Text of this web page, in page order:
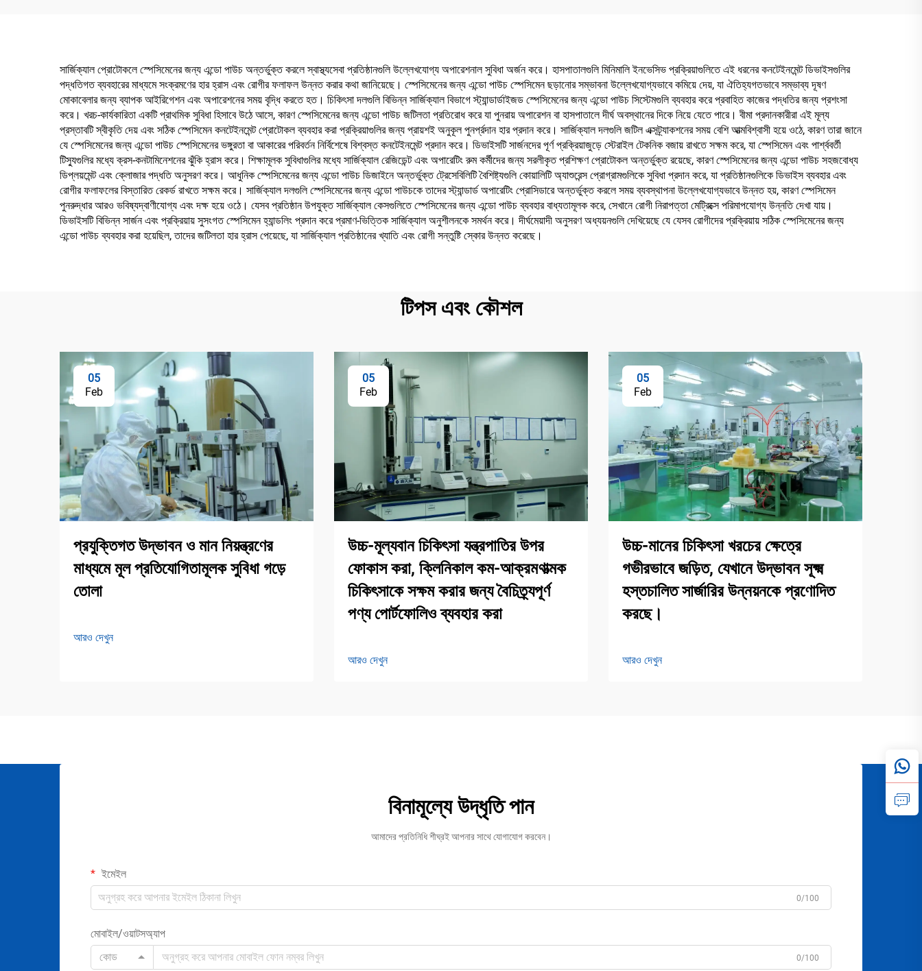
সার্জিক্যাল প্রোটোকলে স্পেসিমেনের জন্য এন্ডো পাউচ অন্তর্ভুক্ত করলে স্বাস্থ্যসেবা প্রতিষ্ঠানগুলি উল্লেখযোগ্য অপারেশনাল সুবিধা অর্জন করে। হাসপাতালগুলি মিনিমালি ইনভেসিভ প্রক্রিয়াগুলিতে এই ধরনের কনটেইনমেন্ট ডিভাইসগুলির
পদ্ধতিগত ব্যবহারের মাধ্যমে সংক্রমণের হার হ্রাস এবং রোগীর ফলাফল উন্নত করার কথা জানিয়েছে। স্পেসিমেনের জন্য এন্ডো পাউচ স্পেসিমেন ছড়ানোর সম্ভাবনা উল্লেখযোগ্যভাবে কমিয়ে দেয়, যা ঐতিহ্যগতভাবে সম্ভাব্য দূষণ
মোকাবেলার জন্য ব্যাপক আইরিগেশন এবং অপারেশনের সময় বৃদ্ধি করতে হত। চিকিৎসা দলগুলি বিভিন্ন সার্জিক্যাল বিভাগে স্ট্যান্ডার্ডাইজড স্পেসিমেনের জন্য এন্ডো পাউচ সিস্টেমগুলি ব্যবহার করে প্রবাহিত কাজের পদ্ধতির জন্য প্রশংসা
করে। খরচ-কার্যকারিতা একটি প্রাথমিক সুবিধা হিসাবে উঠে আসে, কারণ স্পেসিমেনের জন্য এন্ডো পাউচ জটিলতা প্রতিরোধ করে যা পুনরায় অপারেশন বা হাসপাতালে দীর্ঘ অবস্থানের দিকে নিয়ে যেতে পারে। বীমা প্রদানকারীরা এই মূল্য
প্রস্তাবটি স্বীকৃতি দেয় এবং সঠিক স্পেসিমেন কনটেইনমেন্ট প্রোটোকল ব্যবহার করা প্রক্রিয়াগুলির জন্য প্রায়শই অনুকূল পুনর্প্রদান হার প্রদান করে। সার্জিক্যাল দলগুলি জটিল এক্সট্র্যাকশনের সময় বেশি আত্মবিশ্বাসী হয়ে ওঠে, কারণ তারা জানে
যে স্পেসিমেনের জন্য এন্ডো পাউচ স্পেসিমেনের ভঙ্গুরতা বা আকারের পরিবর্তন নির্বিশেষে বিশ্বস্ত কনটেইনমেন্ট প্রদান করে। ডিভাইসটি সার্জনদের পূর্ণ প্রক্রিয়াজুড়ে স্টেরাইল টেকনিক বজায় রাখতে সক্ষম করে, যা স্পেসিমেন এবং পার্শ্ববর্তী
টিস্যুগুলির মধ্যে ক্রস-কনটামিনেশনের ঝুঁকি হ্রাস করে। শিক্ষামূলক সুবিধাগুলির মধ্যে সার্জিক্যাল রেজিডেন্ট এবং অপারেটিং রুম কর্মীদের জন্য সরলীকৃত প্রশিক্ষণ প্রোটোকল অন্তর্ভুক্ত রয়েছে, কারণ স্পেসিমেনের জন্য এন্ডো পাউচ সহজবোধ্য
ডিপ্লয়মেন্ট এবং ক্লোজার পদ্ধতি অনুসরণ করে। আধুনিক স্পেসিমেনের জন্য এন্ডো পাউচ ডিজাইনে অন্তর্ভুক্ত ট্রেসেবিলিটি বৈশিষ্ট্যগুলি কোয়ালিটি অ্যাশুরেন্স প্রোগ্রামগুলিকে সুবিধা প্রদান করে, যা প্রতিষ্ঠানগুলিকে ডিভাইস ব্যবহার এবং
রোগীর ফলাফলের বিস্তারিত রেকর্ড রাখতে সক্ষম করে। সার্জিক্যাল দলগুলি স্পেসিমেনের জন্য এন্ডো পাউচকে তাদের স্ট্যান্ডার্ড অপারেটিং প্রোসিডারে অন্তর্ভুক্ত করলে সময় ব্যবস্থাপনা উল্লেখযোগ্যভাবে উন্নত হয়, কারণ স্পেসিমেন
পুনরুদ্ধার আরও ভবিষ্যদ্বাণীযোগ্য এবং দক্ষ হয়ে ওঠে। যেসব প্রতিষ্ঠান উপযুক্ত সার্জিক্যাল কেসগুলিতে স্পেসিমেনের জন্য এন্ডো পাউচ ব্যবহার বাধ্যতামূলক করে, সেখানে রোগী নিরাপত্তা মেট্রিক্সে পরিমাপযোগ্য উন্নতি দেখা যায়।
ডিভাইসটি বিভিন্ন সার্জন এবং প্রক্রিয়ায় সুসংগত স্পেসিমেন হ্যান্ডলিং প্রদান করে প্রমাণ-ভিত্তিক সার্জিক্যাল অনুশীলনকে সমর্থন করে। দীর্ঘমেয়াদী অনুসরণ অধ্যয়নগুলি দেখিয়েছে যে যেসব রোগীদের প্রক্রিয়ায় সঠিক স্পেসিমেনের জন্য
এন্ডো পাউচ ব্যবহার করা হয়েছিল, তাদের জটিলতা হার হ্রাস পেয়েছে, যা সার্জিক্যাল প্রতিষ্ঠানের খ্যাতি এবং রোগী সন্তুষ্টি স্কোর উন্নত করেছে।
টিপস এবং কৌশল
05
Feb
প্রযুক্তিগত উদ্ভাবন ও মান নিয়ন্ত্রণের
মাধ্যমে মূল প্রতিযোগিতামূলক সুবিধা গড়ে
তোলা
আরও দেখুন
05
Feb
উচ্চ-মূল্যবান চিকিৎসা যন্ত্রপাতির উপর
ফোকাস করা, ক্লিনিকাল কম-আক্রমণাত্মক
চিকিৎসাকে সক্ষম করার জন্য বৈচিত্র্যপূর্ণ
পণ্য পোর্টফোলিও ব্যবহার করা
আরও দেখুন
05
Feb
উচ্চ-মানের চিকিৎসা খরচের ক্ষেত্রে
গভীরভাবে জড়িত, যেখানে উদ্ভাবন সূক্ষ্ম
হস্তচালিত সার্জারির উন্নয়নকে প্রণোদিত
করছে।
আরও দেখুন
বিনামূল্যে উদ্ধৃতি পান
আমাদের প্রতিনিধি শীঘ্রই আপনার সাথে যোগাযোগ করবেন।
ইমেইল
0/100
মোবাইল/ওয়াটসঅ্যাপ
কোড
0/100